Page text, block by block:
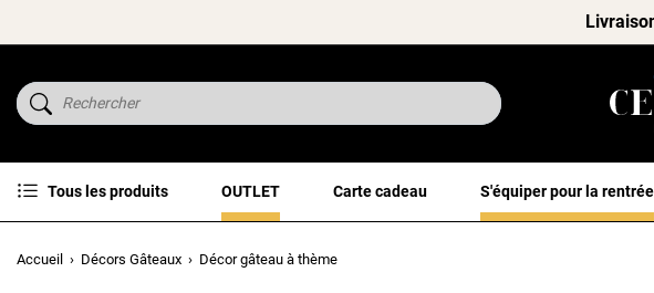
Tous les produits OUTLET Carte cadeau S'équiper pour la rentrée
Accueil Décors Gâteaux Décor gâteau à thème